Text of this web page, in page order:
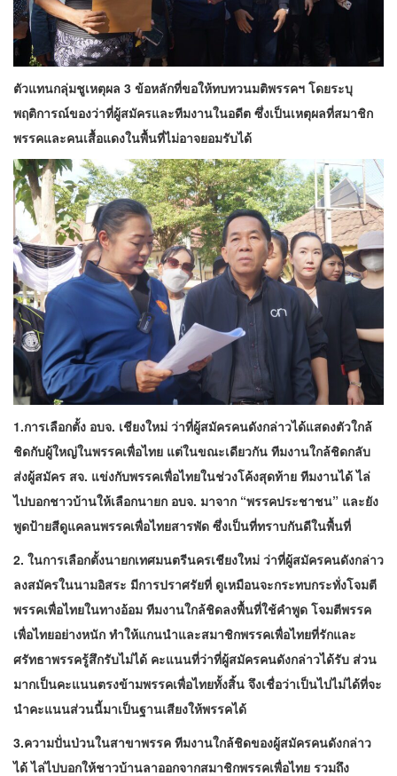
ตัวแทนกลุ่มชูเหตุผล 3 ข้อหลักที่ขอให้ทบทวนมติพรรคฯ โดยระบุ
พฤติการณ์ของว่าที่ผู้สมัครและทีมงานในอดีต ซึ่งเป็นเหตุผลที่สมาชิก
พรรคและคนเสื้อแดงในพื้นที่ไม่อาจยอมรับได้
1.การเลือกตั้ง อบจ. เชียงใหม่ ว่าที่ผู้สมัครคนดังกล่าวได้แสดงตัวใกล้
ชิดกับผู้ใหญ่ในพรรคเพื่อไทย แต่ในขณะเดียวกัน ทีมงานใกล้ชิดกลับ
ส่งผู้สมัคร สจ. แข่งกับพรรคเพื่อไทยในช่วงโค้งสุดท้าย ทีมงานได้ ไล่
ไปบอกชาวบ้านให้เลือกนายก อบจ. มาจาก “พรรคประชาชน” และยัง
พูดป้ายสีดูแคลนพรรคเพื่อไทยสารพัด ซึ่งเป็นที่ทราบกันดีในพื้นที่
2. ในการเลือกตั้งนายกเทศมนตรีนครเชียงใหม่ ว่าที่ผู้สมัครคนดังกล่าว
ลงสมัครในนามอิสระ มีการปราศรัยที่ ดูเหมือนจะกระทบกระทั่งโจมตี
พรรคเพื่อไทยในทางอ้อม ทีมงานใกล้ชิดลงพื้นที่ใช้คำพูด โจมตีพรรค
เพื่อไทยอย่างหนัก ทำให้แกนนำและสมาชิกพรรคเพื่อไทยที่รักและ
ศรัทธาพรรครู้สึกรับไม่ได้ คะแนนที่ว่าที่ผู้สมัครคนดังกล่าวได้รับ ส่วน
มากเป็นคะแนนตรงข้ามพรรคเพื่อไทยทั้งสิ้น จึงเชื่อว่าเป็นไปไม่ได้ที่จะ
นำคะแนนส่วนนี้มาเป็นฐานเสียงให้พรรคได้
3.ความปั่นป่วนในสาขาพรรค ทีมงานใกล้ชิดของผู้สมัครคนดังกล่าว
ได้ ไล่ไปบอกให้ชาวบ้านลาออกจากสมาชิกพรรคเพื่อไทย รวมถึง